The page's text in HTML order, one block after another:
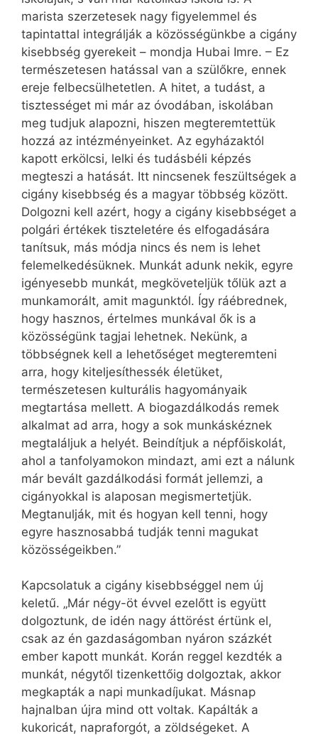
marista szerzetesek nagy figyelemmel és
tapintattal integrálják a közösségünkbe a cigány
kisebbség gyerekeit – mondja Hubai Imre. – Ez
természetesen hatással van a szülőkre, ennek
ereje felbecsülhetetlen. A hitet, a tudást, a
tisztességet mi már az óvodában, iskolában
meg tudjuk alapozni, hiszen megteremtettük
hozzá az intézményeinket. Az egyházaktól
kapott erkölcsi, lelki és tudásbéli képzés
megteszi a hatását. Itt nincsenek feszültségek a
cigány kisebbség és a magyar többség között.
Dolgozni kell azért, hogy a cigány kisebbséget a
polgári értékek tiszteletére és elfogadására
tanítsuk, más módja nincs és nem is lehet
felemelkedésüknek. Munkát adunk nekik, egyre
igényesebb munkát, megköveteljük tőlük azt a
munkamorált, amit magunktól. Így ráébrednek,
hogy hasznos, értelmes munkával ők is a
közösségünk tagjai lehetnek. Nekünk, a
többségnek kell a lehetőséget megteremteni
arra, hogy kiteljesíthessék életüket,
természetesen kulturális hagyományaik
megtartása mellett. A biogazdálkodás remek
alkalmat ad arra, hogy a sok munkáskéznek
megtaláljuk a helyét. Beindítjuk a népfőiskolát,
ahol a tanfolyamokon mindazt, ami ezt a nálunk
már bevált gazdálkodási formát jellemzi, a
cigányokkal is alaposan megismertetjük.
Megtanulják, mit és hogyan kell tenni, hogy
egyre hasznosabbá tudják tenni magukat
közösségeikben.”
Kapcsolatuk a cigány kisebbséggel nem új
keletű. „Már négy-öt évvel ezelőtt is együtt
dolgoztunk, de idén nagy áttörést értünk el,
csak az én gazdaságomban nyáron százkét
ember kapott munkát. Korán reggel kezdték a
munkát, négytől tizenkettőig dolgoztak, akkor
megkapták a napi munkadíjukat. Másnap
hajnalban újra mind ott voltak. Kapálták a
kukoricát, napraforgót, a zöldségeket. A